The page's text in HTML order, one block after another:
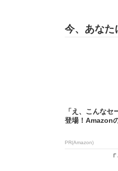
今、あなた
「え、こんな
登場！Amazon
PR(Amazon)